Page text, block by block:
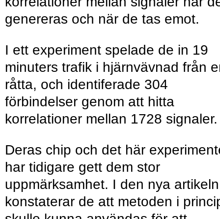
genereras och när de tas emot.
I ett experiment spelade de in 19
minuters trafik i hjärnvävnad från
råtta, och identiferade 304
förbindelser genom att hitta
korrelationer mellan 1728 signaler.
Deras chip och det här
har tidigare gett dem stor
uppmärksamhet. I den nya artikeln
konstaterar de att metoden i